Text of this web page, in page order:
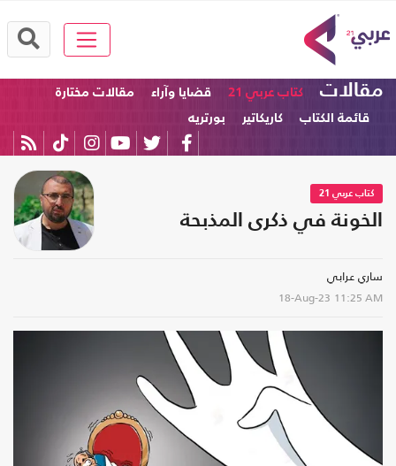
مقالات كتاب عربي 21 قضايا وآراء
مقالات مختارة
قائمة الكتاب
كاريكاتير بورتريه
كتاب عربي 21
الخونة في ذكرى المذبحة
ساري عرابي
18-Aug-23 11:25 AM